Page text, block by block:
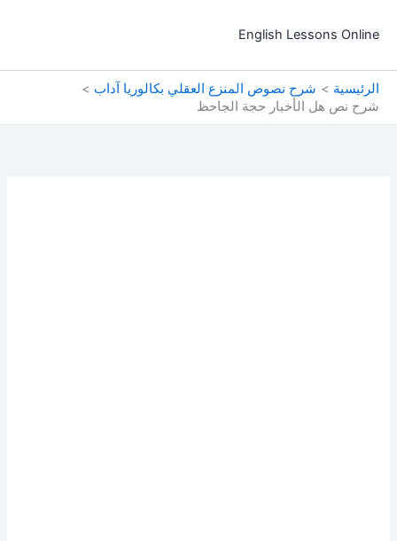
إلىEnglish Lessons Online
الرئيسية
شرح نصوص المنزع العقلي بكالوريا آداب
شرح نص هل الأخبار حجة الجاحظ